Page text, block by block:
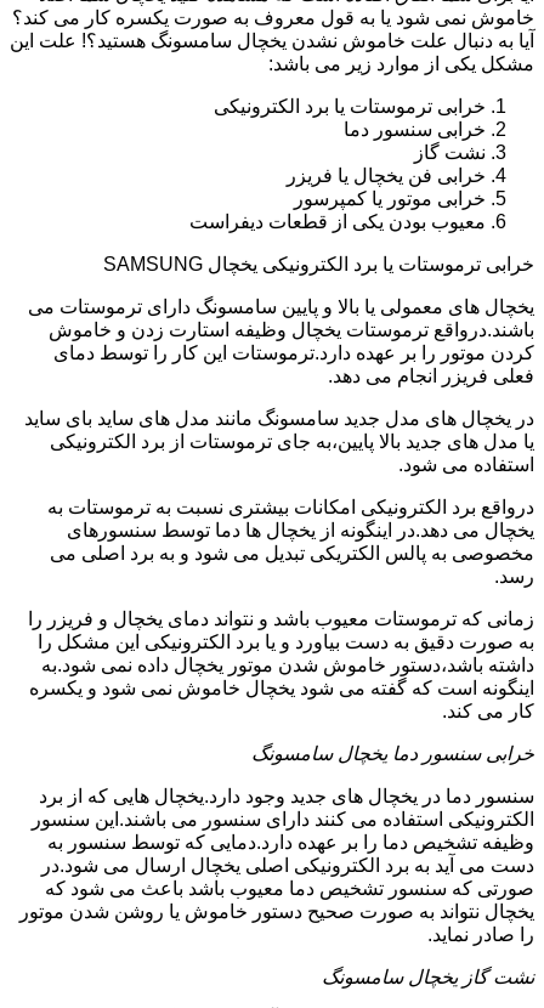
خاموش نمی شود یا به قول معروف به صورت یکسره کار می کند؟
آیا به دنبال علت خاموش نشدن یخچال سامسونگ هستید؟! علت این
مشکل یکی از موارد زیر می باشد:
خرابی ترموستات یا برد الکترونیکی
خرابی سنسور دما
نشت گاز
خرابی فن یخچال یا فریزر
خرابی موتور یا کمپرسور
معیوب بودن یکی از قطعات دیفراست
خرابی ترموستات یا برد الکترونیکی یخچال SAMSUNG
یخچال های معمولی یا بالا و پایین سامسونگ دارای ترموستات می
باشند.درواقع ترموستات یخچال وظیفه استارت زدن و خاموش
کردن موتور را بر عهده دارد.ترموستات این کار را توسط دمای
فعلی فریزر انجام می دهد.
در یخچال های مدل جدید سامسونگ مانند مدل های ساید بای ساید
یا مدل های جدید بالا پایین،به جای ترموستات از برد الکترونیکی
استفاده می شود.
درواقع برد الکترونیکی امکانات بیشتری نسبت به ترموستات به
یخچال می دهد.در اینگونه از یخچال ها دما توسط سنسورهای
مخصوصی به پالس الکتریکی تبدیل می شود و به برد اصلی می
رسد.
زمانی که ترموستات معیوب باشد و نتواند دمای یخچال و فریزر را
به صورت دقیق به دست بیاورد و یا برد الکترونیکی این مشکل را
داشته باشد،دستور خاموش شدن موتور یخچال داده نمی شود.به
اینگونه است که گفته می شود یخچال خاموش نمی شود و یکسره
کار می کند.
خرابی سنسور دما یخچال سامسونگ
سنسور دما در یخچال های جدید وجود دارد.یخچال هایی که از برد
الکترونیکی استفاده می کنند دارای سنسور می باشند.این سنسور
وظیفه تشخیص دما را بر عهده دارد.دمایی که توسط سنسور به
دست می آید به برد الکترونیکی اصلی یخچال ارسال می شود.در
صورتی که سنسور تشخیص دما معیوب باشد باعث می شود که
یخچال نتواند به صورت صحیح دستور خاموش یا روشن شدن موتور
را صادر نماید.
نشت گاز یخچال سامسونگ